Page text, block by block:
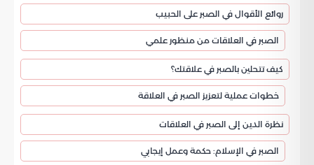
روائع الأقوال في الصبر على الحبيب
الصبر في العلاقات من منظور علمي
كيف تتحلين بالصبر في علاقتك؟
خطوات عملية لتعزيز الصبر في العلاقة
نظرة الدين إلى الصبر في العلاقات
الصبر في الإسلام: حكمة وعمل إيجابي